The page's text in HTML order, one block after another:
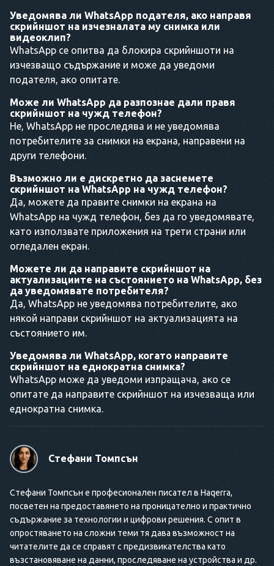
Уведомява ли WhatsApp подателя, ако направя
скрийншот на изчезналата му снимка или
видеоклип?
WhatsApp се опитва да блокира скрийншоти на
изчезващо съдържание и може да уведоми
подателя, ако опитате.
Може ли WhatsApp да разпознае дали правя
скрийншот на чужд телефон?
Не, WhatsApp не проследява и не уведомява
потребителите за снимки на екрана, направени на
други телефони.
Възможно ли е дискретно да заснемете
скрийншот на WhatsApp на чужд телефон?
Да, можете да правите снимки на екрана на
WhatsApp на чужд телефон, без да го уведомявате,
като използвате приложения на трети страни или
огледален екран.
Можете ли да направите скрийншот на
актуализациите на състоянието на WhatsApp, без
да уведомявате потребителя?
Да, WhatsApp не уведомява потребителите, ако
някой направи скрийншот на актуализацията на
състоянието им.
Уведомява ли WhatsApp, когато направите
скрийншот на еднократна снимка?
WhatsApp може да уведоми изпращача, ако се
опитате да направите скрийншот на изчезваща или
еднократна снимка.
Стефани Томпсън
Стефани Томпсън е професионален писател в Haqerra,
посветен на предоставянето на проницателно и практично
съдържание за технологии и цифрови решения. С опит в
опростяването на сложни теми тя дава възможност на
читателите да се справят с предизвикателства като
възстановяване на данни, проследяване на устройства и др.